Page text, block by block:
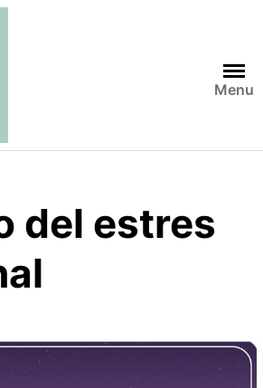
Menu
del estres